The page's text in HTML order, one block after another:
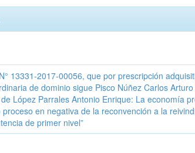
13331-2017-00056, que por prescripción
de dominio sigue Pisco Núñez Carlos Arturo
López Parrales Antonio Enrique: La economía
proceso en negativa de la reconvención a la
de primer nivel”